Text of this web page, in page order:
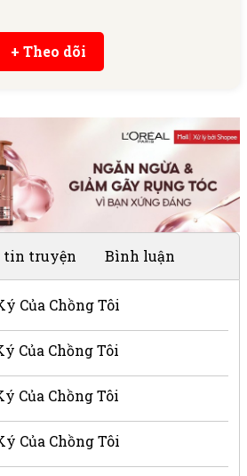
+ Theo dõi
tin truyện Bình luận
Của Chồng Tôi
Của Chồng Tôi
Của Chồng Tôi
Của Chồng Tôi